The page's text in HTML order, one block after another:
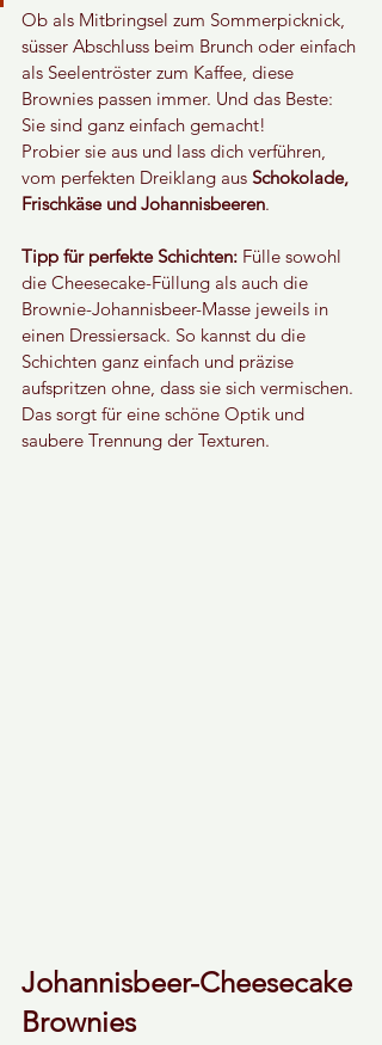
Ob als Mitbringsel zum Sommerpicknick,
süsser Abschluss beim Brunch oder einfach
als Seelentröster zum Kaffee, diese
Brownies passen immer. Und das Beste:
Sie sind ganz einfach gemacht!
Probier sie aus und lass dich verführen,
vom perfekten Dreiklang aus Schokolade,
Frischkäse und Johannisbeeren.
Tipp für perfekte Schichten: Fülle sowohl
die Cheesecake-Füllung als auch die
Brownie-Johannisbeer-Masse jeweils in
einen Dressiersack. So kannst du die
Schichten ganz einfach und präzise
aufspritzen ohne, dass sie sich vermischen.
Das sorgt für eine schöne Optik und
saubere Trennung der Texturen.
Johannisbeer-Cheesecake
Brownies